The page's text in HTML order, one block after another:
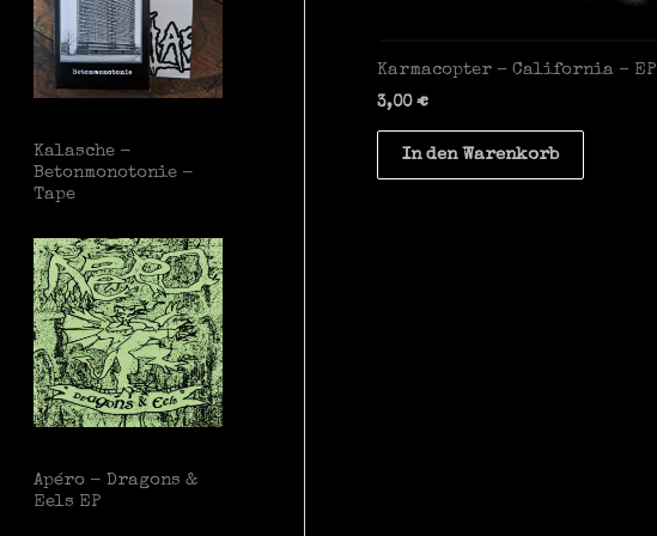
Kalasche -
Betonmonotonie -
Tape
Apéro - Dragons &
Eels EP
Karmacopter – California – EP
3,00 €
In den Warenkorb